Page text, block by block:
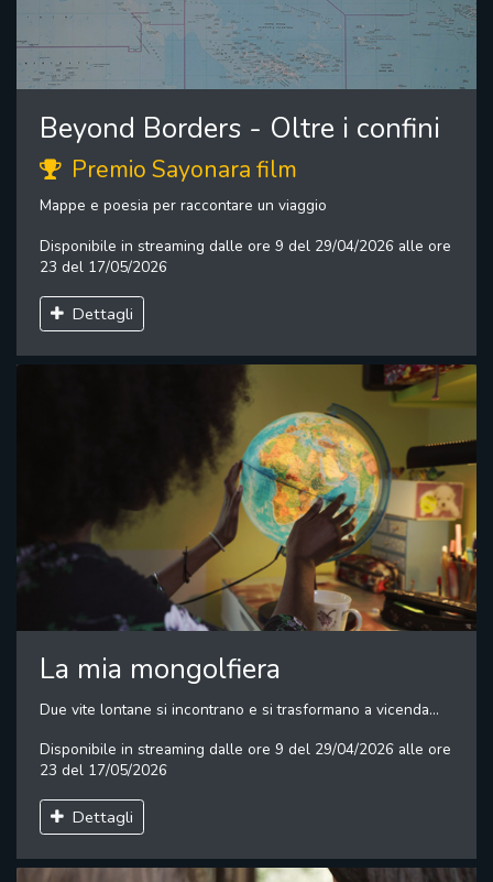
Beyond Borders - Oltre i confini
Premio Sayonara film
Mappe e poesia per raccontare un viaggio
Disponibile in streaming dalle ore 9 del 29/04/2026 alle ore
23 del 17/05/2026
Dettagli
La mia mongolfiera
Due vite lontane si incontrano e si trasformano a vicenda...
Disponibile in streaming dalle ore 9 del 29/04/2026 alle ore
23 del 17/05/2026
Dettagli